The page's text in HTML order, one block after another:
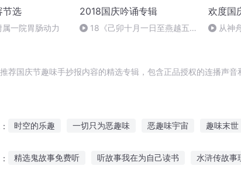
节选
一院胃肠动力
2018国庆吟诵专辑
18《己卯十月一日至燕越五
欢度国
从神
荐国庆节趣味手抄报内容的精选专辑，包含正品授权的连播声
时空的乐趣 一切只为恶趣味 恶趣味宇宙 趣味末世
精选鬼故事免费听 听故事我在为自己读书 水浒传故事